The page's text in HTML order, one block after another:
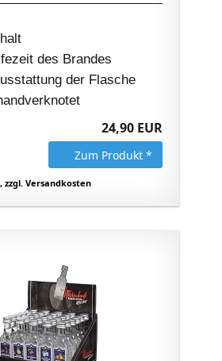
des Brandes
der Flasche
24,90 EUR
Zum Produkt *
zzgl. Versandkosten